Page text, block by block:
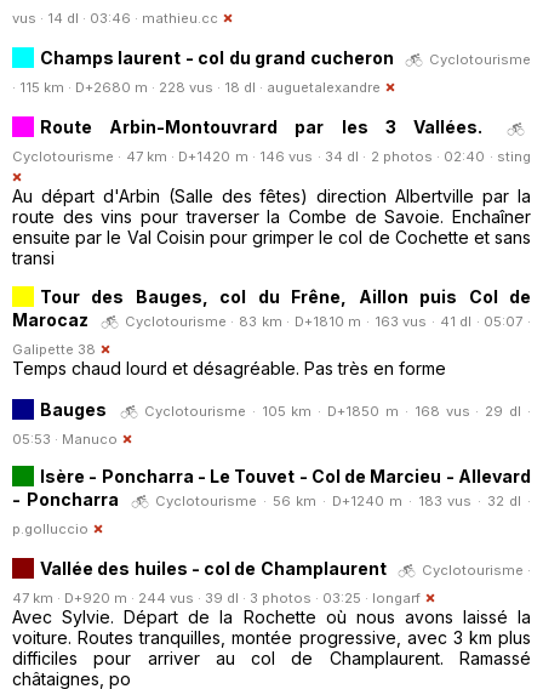
vus · 14 dl · 03:46 · mathieu.cc
Champs laurent - col du grand cucheron
Cyclotourisme
· 115 km · D+2680 m · 228 vus · 18 dl · auguetalexandre
Route Arbin-Montouvrard par les 3 Vallées.
Cyclotourisme · 47 km · D+1420 m · 146 vus · 34 dl · 2 photos · 02:40 · sting
Au départ d'Arbin (Salle des fêtes) direction Albertville par la
route des vins pour traverser la Combe de Savoie. Enchaîner
ensuite par le Val Coisin pour grimper le col de Cochette et sans
transi
Tour des Bauges, col du Frêne, Aillon puis Col de
Marocaz
Cyclotourisme · 83 km · D+1810 m · 163 vus · 41 dl · 05:07 ·
Galipette 38
Temps chaud lourd et désagréable. Pas très en forme
Bauges
Cyclotourisme · 105 km · D+1850 m · 168 vus · 29 dl ·
05:53 · Manuco
Isère - Poncharra - Le Touvet - Col de Marcieu - Allevard
- Poncharra
Cyclotourisme · 56 km · D+1240 m · 183 vus · 32 dl ·
p.golluccio
Vallée des huiles - col de Champlaurent
Cyclotourisme ·
47 km · D+920 m · 244 vus · 39 dl · 3 photos · 03:25 · longarf
Avec Sylvie. Départ de la Rochette où nous avons laissé la
voiture. Routes tranquilles, montée progressive, avec 3 km plus
difficiles pour arriver au col de Champlaurent. Ramassé
châtaignes, po